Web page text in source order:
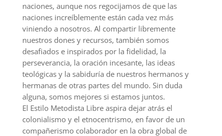
naciones, aunque nos regocijamos de que las
naciones increíblemente están cada vez más
viniendo a nosotros. Al compartir libremente
nuestros dones y recursos, también somos
desafiados e inspirados por la fidelidad, la
perseverancia, la oración incesante, las ideas
teológicas y la sabiduría de nuestros hermanos y
hermanas de otras partes del mundo. Sin duda
alguna, somos mejores si estamos juntos.
El Estilo Metodista Libre aspira dejar atrás el
colonialismo y el etnocentrismo, en favor de un
compañerismo colaborador en la obra global de